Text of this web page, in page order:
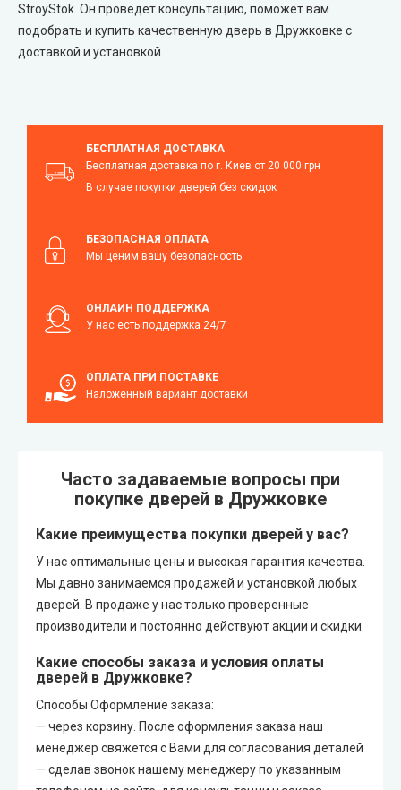
StroyStok. Он проведет консультацию, поможет вам
подобрать и купить качественную дверь в Дружковке с
доставкой и установкой.
БЕСПЛАТНАЯ ДОСТАВКА
Бесплатная доставка по г. Киев от 20 000 грн
В случае покупки дверей без скидок
БЕЗОПАСНАЯ ОПЛАТА
Мы ценим вашу безопасность
ОНЛАЙН ПОДДЕРЖКА
У нас есть поддержка 24/7
ОПЛАТА ПРИ ПОСТАВКЕ
Наложенный вариант доставки
Часто задаваемые вопросы при
покупке дверей в Дружковке
Какие преимущества покупки дверей у вас?
У нас оптимальные цены и высокая гарантия качества.
Мы давно занимаемся продажей и установкой любых
дверей. В продаже у нас только проверенные
производители и постоянно действуют акции и скидки.
Какие способы заказа и условия оплаты
дверей в Дружковке?
Способы Оформление заказа:
— через корзину. После оформления заказа наш
менеджер свяжется с Вами для согласования деталей
— сделав звонок нашему менеджеру по указанным